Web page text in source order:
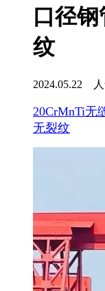
口径
纹
2024.05.22 人
20CrMnTi无
无裂纹